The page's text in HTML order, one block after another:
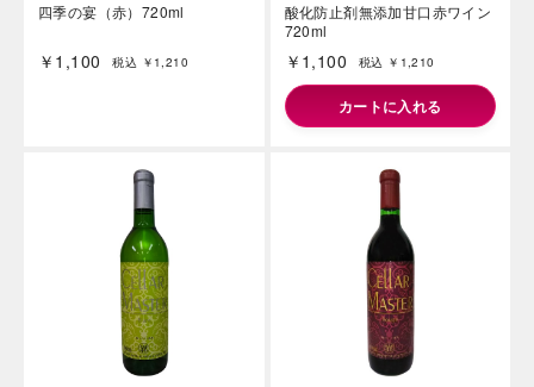
四季の宴（赤）720ml
￥1,100 税込 ￥1,210
酸化防止剤無添加甘口赤ワイン
720ml
￥1,100 税込 ￥1,210
カートに入れる